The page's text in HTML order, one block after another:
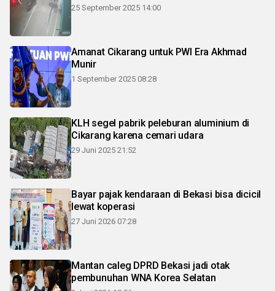
25 September 2025 14:00
Amanat Cikarang untuk PWI Era Akhmad
Munir
1 September 2025 08:28
KLH segel pabrik peleburan aluminium di
Cikarang karena cemari udara
29 Juni 2025 21:52
Bayar pajak kendaraan di Bekasi bisa dicicil
lewat koperasi
27 Juni 2026 07:28
Mantan caleg DPRD Bekasi jadi otak
pembunuhan WNA Korea Selatan